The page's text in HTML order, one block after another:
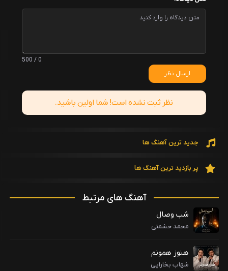
0 / 500
ارسال نظر
نظر ثبت نشده است! شما اولین باشید.
جدید ترین آهنگ ها
پر بازدید ترین آهنگ ها
آهنگ های مرتبط
شب وصال
محمد حشمتی
هنوز همونم
شهاب بخارایی